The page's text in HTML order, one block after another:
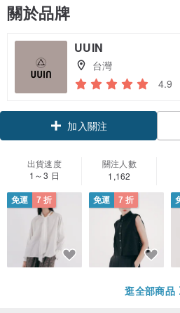
關於品牌
UUIN
台灣
4.9
加入關注
出貨速度
1～3 日
關注人數
1,162
免運 7 折 免運 7 折
逛全部商品